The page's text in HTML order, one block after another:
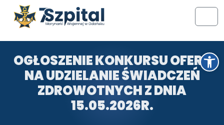
Otwórz pasek narzędzi
Przejdź do treści
Przejdź do stopki
OGŁOSZENIE KONKURSU OFERT
NA UDZIELANIE ŚWIADCZEŃ
ZDROWOTNYCH Z DNIA
15.05.2026R.